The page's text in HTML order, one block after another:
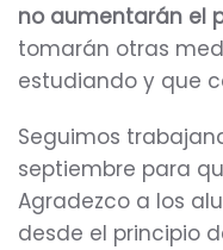
no aumentarán el
tomarán otras
estudiando y que
Seguimos
septiembre para
Agradezco a los
desde el principio